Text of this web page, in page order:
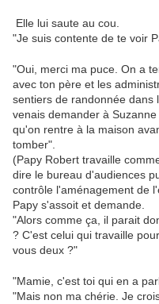
Elle lui saute au cou.
"Je suis contente de te voir
"Oui, merci ma puce. On a
avec ton père et les
sentiers de randonnée dans
venais demander à
qu'on rentre à la maison
tomber".
(Papy Robert travaille
dire le bureau d'audiences
contrôle l'aménagement de
Papy s'assoit et demande.
"Alors comme ça, il parait
? C'est celui qui travaille
vous deux ?"
"Mamie, c'est toi qui en a
"Mais non ma chérie. Je